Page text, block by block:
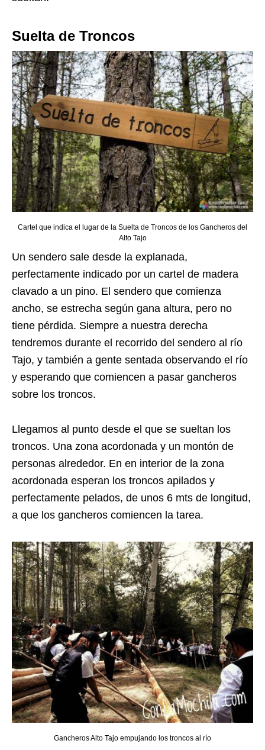
Suelta de Troncos
Cartel que indica el lugar de la Suelta de Troncos de los Gancheros del
Alto Tajo
Un sendero sale desde la explanada,
perfectamente indicado por un cartel de madera
clavado a un pino. El sendero que comienza
ancho, se estrecha según gana altura, pero no
tiene pérdida. Siempre a nuestra derecha
tendremos durante el recorrido del sendero al río
Tajo, y también a gente sentada observando el río
y esperando que comiencen a pasar gancheros
sobre los troncos.
Llegamos al punto desde el que se sueltan los
troncos. Una zona acordonada y un montón de
personas alrededor. En en interior de la zona
acordonada esperan los troncos apilados y
perfectamente pelados, de unos 6 mts de longitud,
a que los gancheros comiencen la tarea.
Gancheros Alto Tajo empujando los troncos al río